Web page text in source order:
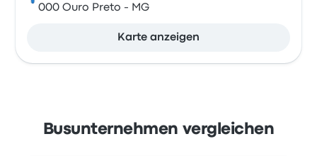
000 Ouro Preto - MG
Karte anzeigen
Busunternehmen vergleichen